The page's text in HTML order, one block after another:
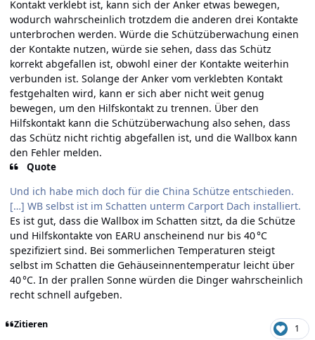
Kontakt verklebt ist, kann sich der Anker etwas bewegen,
wodurch wahrscheinlich trotzdem die anderen drei Kontakte
unterbrochen werden. Würde die Schützüberwachung einen
der Kontakte nutzen, würde sie sehen, dass das Schütz
korrekt abgefallen ist, obwohl einer der Kontakte weiterhin
verbunden ist. Solange der Anker vom verklebten Kontakt
festgehalten wird, kann er sich aber nicht weit genug
bewegen, um den Hilfskontakt zu trennen. Über den
Hilfskontakt kann die Schützüberwachung also sehen, dass
das Schütz nicht richtig abgefallen ist, und die Wallbox kann
den Fehler melden.
Quote
Und ich habe mich doch für die China Schütze entschieden.
[…] WB selbst ist im Schatten unterm Carport Dach installiert.
Es ist gut, dass die Wallbox im Schatten sitzt, da die Schütze
und Hilfskontakte von EARU anscheinend nur bis 40 °C
spezifiziert sind. Bei sommerlichen Temperaturen steigt
selbst im Schatten die Gehäuseinnentemperatur leicht über
40 °C. In der prallen Sonne würden die Dinger wahrscheinlich
recht schnell aufgeben.
Zitieren 1